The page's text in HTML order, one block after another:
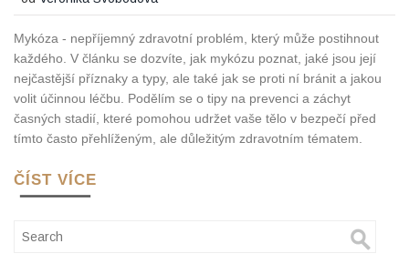
Mykóza - nepříjemný zdravotní problém, který může postihnout
každého. V článku se dozvíte, jak mykózu poznat, jaké jsou její
nejčastější příznaky a typy, ale také jak se proti ní bránit a jakou
volit účinnou léčbu. Podělím se o tipy na prevenci a záchyt
časných stadií, které pomohou udržet vaše tělo v bezpečí před
tímto často přehlíženým, ale důležitým zdravotním tématem.
ČÍST VÍCE